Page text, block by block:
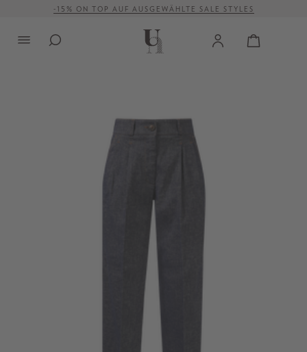
springen-15% ON TOP AUF AUSGEWÄHLTE SALE STYLES